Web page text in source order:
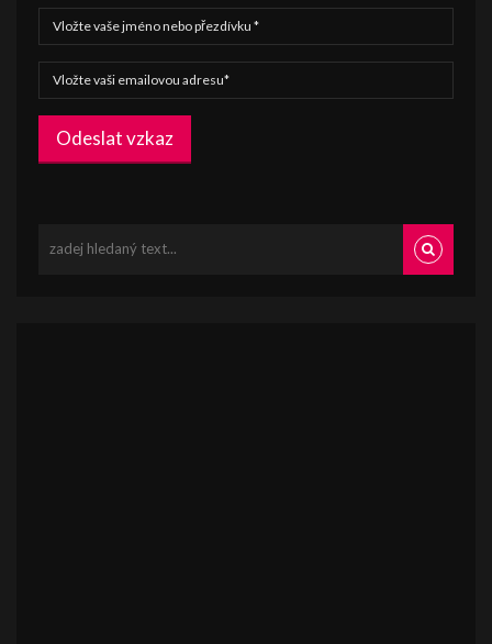
Odeslat vzkaz